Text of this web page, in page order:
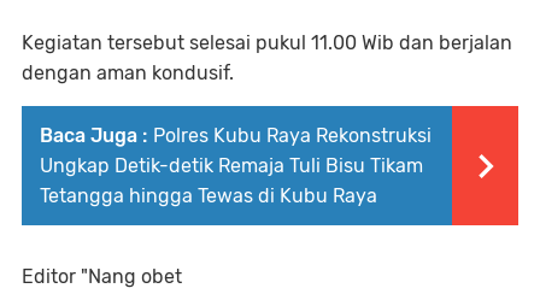
Kegiatan tersebut selesai pukul 11.00 Wib dan berjalan
dengan aman kondusif.
Baca Juga : Polres Kubu Raya Rekonstruksi
Ungkap Detik-detik Remaja Tuli Bisu Tikam
Tetangga hingga Tewas di Kubu Raya
Editor "Nang obet